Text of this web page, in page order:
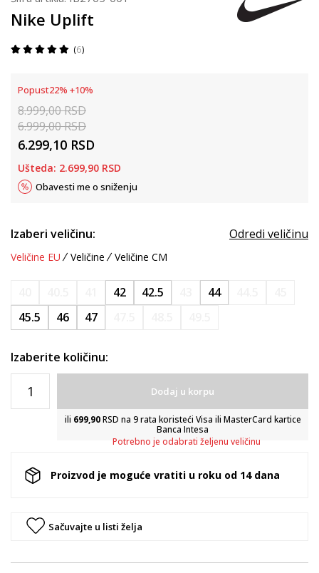
Nike Uplift
6
Popust22% +10%
8.999,00RSD
6.999,00RSD
6.299,10 RSD
Ušteda: 2.699,90 RSD
Obavesti me o sniženju
Izaberi veličinu: Odredi veličinu
Veličine EU Veličine Veličine CM
42 42.5 44
45.5
46 47
Izaberite količinu:
Dodaj u korpu
ili 699,90RSD na 9 rata koristeći Visa ili MasterCard kartice
Banca Intesa
Potrebno je odabrati željenu veličinu
Proizvod je moguće vratiti u roku od 14 dana
Sačuvajte u listi želja